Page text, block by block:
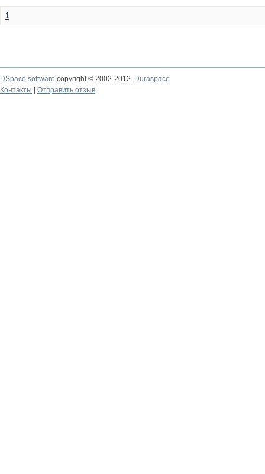
1
DSpace software copyright © 2002-2012
Duraspace
Контакты
Отправить отзыв